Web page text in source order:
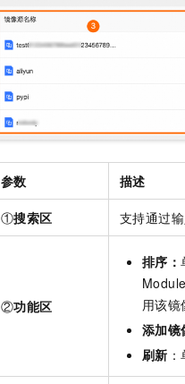
参数 描述
①搜索区 支持通过
②功能区
排序：
Module
用该镜
添加镜
刷新